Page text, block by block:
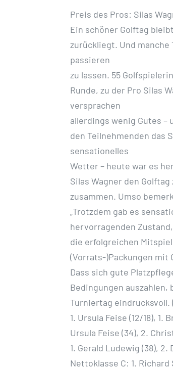
Preis des Pros: Silas
Ein schöner Golftag
zurückliegt. Und manche
passieren
zu lassen. 55
Runde, zu der Pro Silas
versprachen
allerdings wenig Gutes –
den Teilnehmenden das
sensationelles
Wetter – heute war es
Silas Wagner den
zusammen. Umso
„Trotzdem gab es
hervorragenden
die erfolgreichen
(Vorrats-)Packungen mit
Dass sich gute
Bedingungen
Turniertag eindrucksvoll.
1. Ursula Feise (12/18),
Ursula Feise (34), 2.
1. Gerald Ludewig (38),
Nettoklasse C: 1.